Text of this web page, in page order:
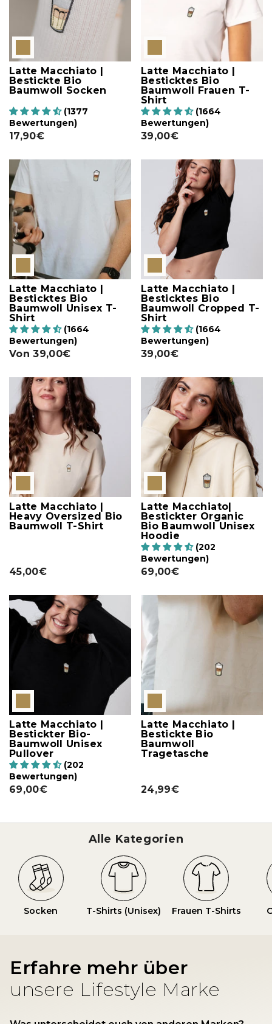
Latte Macchiato |
Bestickte Bio
Baumwoll Socken
(1377
Bewertungen)
17,90€
Latte Macchiato |
Besticktes Bio
Baumwoll Frauen T-
Shirt
(1664
Bewertungen)
39,00€
Latte Macchiato |
Besticktes Bio
Baumwoll Unisex T-
Shirt
(1664
Bewertungen)
Von 39,00€
Latte Macchiato |
Besticktes Bio
Baumwoll Cropped T-
Shirt
(1664
Bewertungen)
39,00€
Latte Macchiato |
Heavy Oversized Bio
Baumwoll T-Shirt
45,00€
Latte Macchiato|
Bestickter Organic
Bio Baumwoll Unisex
Hoodie
(202
Bewertungen)
69,00€
Latte Macchiato |
Bestickter Bio-
Baumwoll Unisex
Pullover
(202
Bewertungen)
69,00€
Latte Macchiato |
Bestickte Bio
Baumwoll
Tragetasche
24,99€
Alle Kategorien
Socken T-Shirts (Unisex) Frauen T-Shirts
Erfahre mehr über
unsere Lifestyle Marke